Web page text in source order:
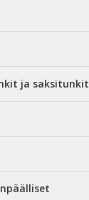
ja saksitunkit